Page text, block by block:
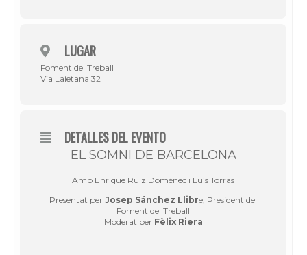
LUGAR
Foment del Treball
Via Laietana 32
DETALLES DEL EVENTO
EL SOMNI DE BARCELONA
Amb Enrique Ruiz Domènec i Luís Torras
Presentat per Josep Sánchez Llibre, President del
Foment del Treball
Moderat per Fèlix Riera